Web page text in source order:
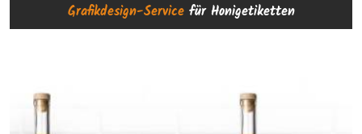
Grafikdesign-Service für Honigetiketten